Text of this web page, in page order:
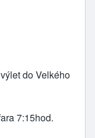
do Velkého
7:15hod.